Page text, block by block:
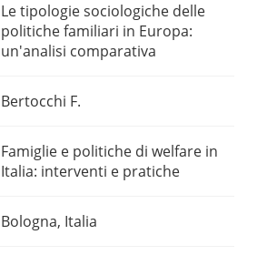
Le tipologie sociologiche delle
politiche familiari in Europa:
un'analisi comparativa
Bertocchi F.
Famiglie e politiche di welfare in
Italia: interventi e pratiche
Bologna, Italia